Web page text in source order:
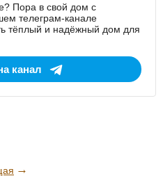
Пора в свой дом с
телеграм-канале
тёплый и надёжный дом для
канал
→